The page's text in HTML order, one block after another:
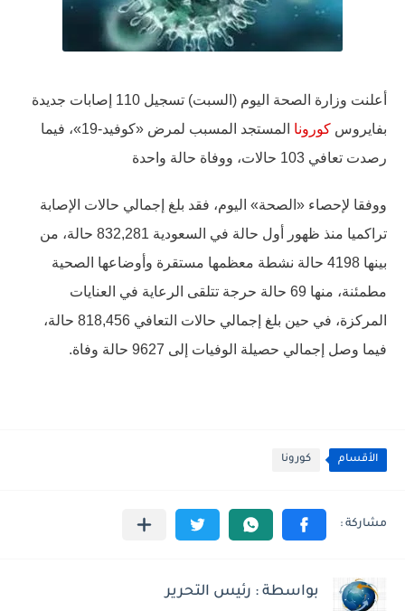
أعلنت وزارة الصحة اليوم (السبت) تسجيل 110 إصابات جديدة
بفايروس كورونا
المستجد المسبب لمرض «كوفيد-19»، فيما
رصدت تعافي 103 حالات، ووفاة حالة واحدة
ووفقا لإحصاء «الصحة» اليوم، فقد بلغ إجمالي حالات الإصابة
تراكميا منذ ظهور أول حالة في السعودية 832,281 حالة، من
بينها 4198 حالة نشطة معظمها مستقرة وأوضاعها الصحية
مطمئنة، منها 69 حالة حرجة تتلقى الرعاية في العنايات
المركزة، في حين بلغ إجمالي حالات التعافي 818,456 حالة،
فيما وصل إجمالي حصيلة الوفيات إلى 9627 حالة وفاة.
الأقسام كورونا
بواسطة : رئيس التحرير